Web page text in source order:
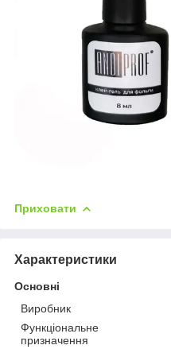
Приховати
Характеристики
Основні
Виробник
Функціональне
призначення